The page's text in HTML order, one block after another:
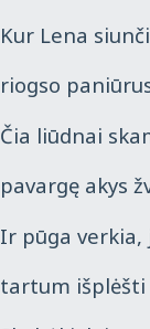
Kur Lena
riogso
Čia liūdnai
pavargę akys
Ir pūga verkia,
tartum išplėšti